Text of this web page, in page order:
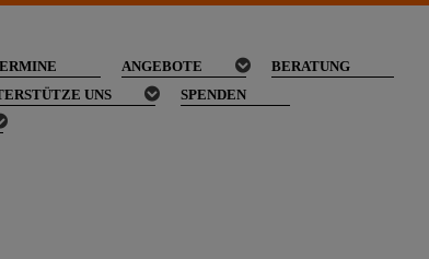
ANGEBOTE
BERATUNG
UNS
SPENDEN